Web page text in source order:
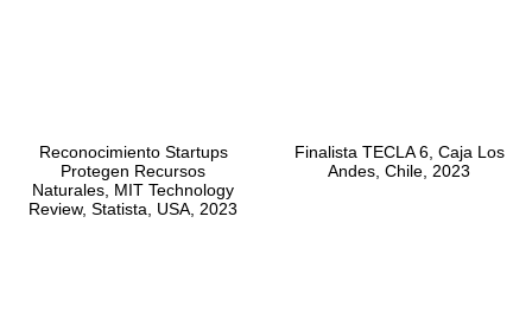
Reconocimiento Startups
Protegen Recursos
Naturales, MIT Technology
Review, Statista, USA, 2023
Finalista TECLA 6, Caja Los
Andes, Chile, 2023